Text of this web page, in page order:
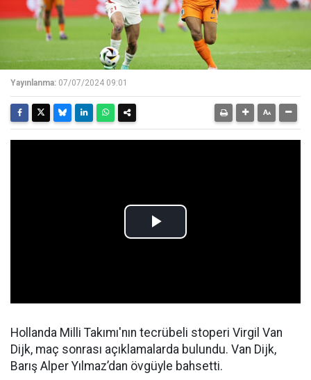
Yayınlanma: 07/07/2024 09:01
Hollanda Milli Takımı'nın tecrübeli stoperi Virgil Van
Dijk, maç sonrası açıklamalarda bulundu. Van Dijk,
Barış Alper Yılmaz’dan övgüyle bahsetti.